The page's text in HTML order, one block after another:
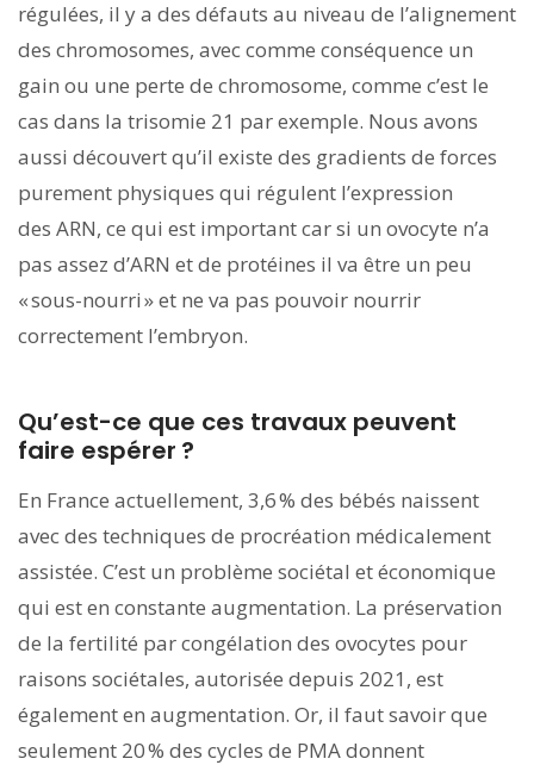
régulées, il y a des défauts au niveau de l’alignement
des chromosomes, avec comme conséquence un
gain ou une perte de chromosome, comme c’est le
cas dans la trisomie 21 par exemple. Nous avons
aussi découvert qu’il existe des gradients de forces
purement physiques qui régulent l’expression
des ARN, ce qui est important car si un ovocyte n’a
pas assez d’ARN et de protéines il va être un peu
« sous-nourri » et ne va pas pouvoir nourrir
correctement l’embryon.
Qu’est-ce que ces travaux peuvent
faire espérer ?
En France actuellement, 3,6 % des bébés naissent
avec des techniques de procréation médicalement
assistée. C’est un problème sociétal et économique
qui est en constante augmentation. La préservation
de la fertilité par congélation des ovocytes pour
raisons sociétales, autorisée depuis 2021, est
également en augmentation. Or, il faut savoir que
seulement 20 % des cycles de PMA donnent